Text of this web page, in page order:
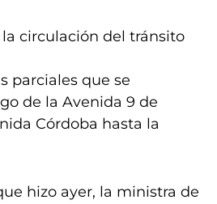
circulación del tránsito
parciales que se
de la Avenida 9 de
Córdoba hasta la
hizo ayer, la ministra de